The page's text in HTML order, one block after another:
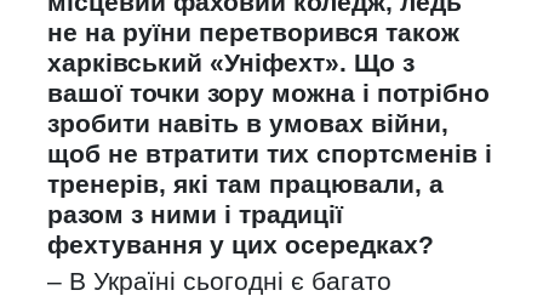
не на руїни перетворився також
харківський «Уніфехт». Що з
вашої точки зору можна і потрібно
зробити навіть в умовах війни,
щоб не втратити тих спортсменів і
тренерів, які там працювали, а
разом з ними і традиції
фехтування у цих осередках?
– В Україні сьогодні є багато